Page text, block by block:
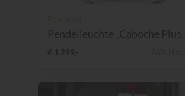
Pendelleuchte „Caboche Plus...
€ 1.299,-